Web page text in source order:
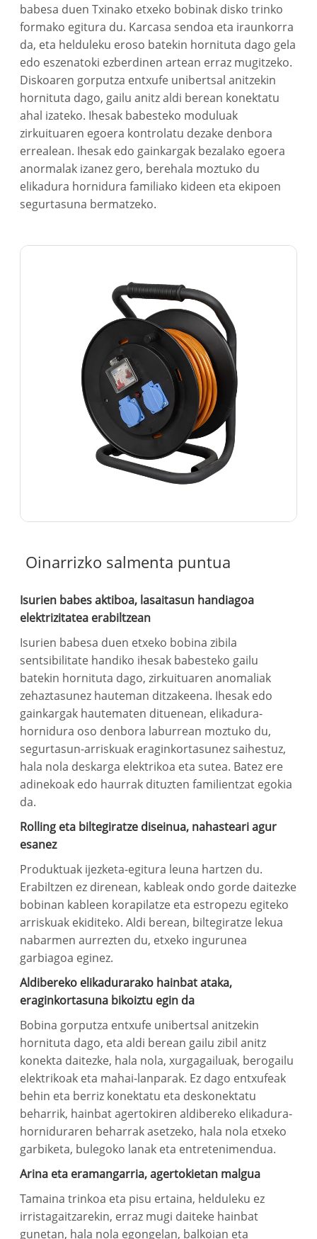
babesa duen Txinako etxeko bobinak disko trinko
formako egitura du. Karcasa sendoa eta iraunkorra
da, eta helduleku eroso batekin hornituta dago gela
edo eszenatoki ezberdinen artean erraz mugitzeko.
Diskoaren gorputza entxufe unibertsal anitzekin
hornituta dago, gailu anitz aldi berean konektatu
ahal izateko. Ihesak babesteko moduluak
zirkuituaren egoera kontrolatu dezake denbora
errealean. Ihesak edo gainkargak bezalako egoera
anormalak izanez gero, berehala moztuko du
elikadura hornidura familiako kideen eta ekipoen
segurtasuna bermatzeko.
Oinarrizko salmenta puntua
Isurien babes aktiboa, lasaitasun handiagoa
elektrizitatea erabiltzean
Isurien babesa duen etxeko bobina zibila
sentsibilitate handiko ihesak babesteko gailu
batekin hornituta dago, zirkuituaren anomaliak
zehaztasunez hauteman ditzakeena. Ihesak edo
gainkargak hautematen dituenean, elikadura-
hornidura oso denbora laburrean moztuko du,
segurtasun-arriskuak eraginkortasunez saihestuz,
hala nola deskarga elektrikoa eta sutea. Batez ere
adinekoak edo haurrak dituzten familientzat egokia
da.
Rolling eta biltegiratze diseinua, nahasteari agur
esanez
Produktuak ijezketa-egitura leuna hartzen du.
Erabiltzen ez direnean, kableak ondo gorde daitezke
bobinan kableen korapilatze eta estropezu egiteko
arriskuak ekiditeko. Aldi berean, biltegiratze lekua
nabarmen aurrezten du, etxeko ingurunea
garbiagoa eginez.
Aldibereko elikadurarako hainbat ataka,
eraginkortasuna bikoiztu egin da
Bobina gorputza entxufe unibertsal anitzekin
hornituta dago, eta aldi berean gailu zibil anitz
konekta daitezke, hala nola, xurgagailuak, berogailu
elektrikoak eta mahai-lanparak. Ez dago entxufeak
behin eta berriz konektatu eta deskonektatu
beharrik, hainbat agertokiren aldibereko elikadura-
horniduraren beharrak asetzeko, hala nola etxeko
garbiketa, bulegoko lanak eta entretenimendua.
Arina eta eramangarria, agertokietan malgua
Tamaina trinkoa eta pisu ertaina, helduleku ez
irristagaitzarekin, erraz mugi daiteke hainbat
gunetan, hala nola egongelan, balkoian eta